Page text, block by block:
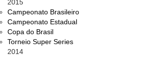
2015
Campeonato Brasileiro
Campeonato Estadual
Copa do Brasil
Torneio Super Series
2014